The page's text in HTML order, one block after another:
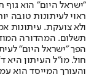
"ישראל היום" הוא
ראוי לעיתונות טובה
ולא צועקת. עיתונות
הפך "ישראל היום"
חול. מו"ל העיתון היא
והעורך המייסד הוא